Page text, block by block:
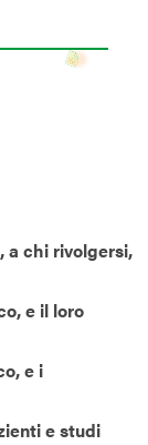
a chi rivolgersi,
e il loro
e i
e studi